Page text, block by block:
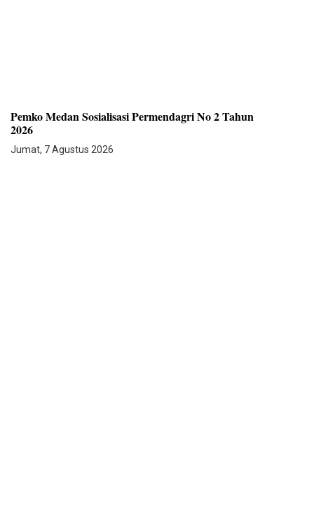
Pemko Medan Sosialisasi Permendagri No 2 Tahun
2026
Jumat, 7 Agustus 2026